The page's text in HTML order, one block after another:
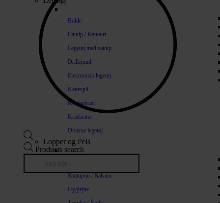
Bolde
Catnip / Katteurt
Legetøj med catnip
Drillepind
Elektronisk legetøj
Kattespil
Kradsebræt
Kradsetræ
Diverse legetøj
Lopper og Pels
Shampoo / Balsam
Hygiejne
Products search